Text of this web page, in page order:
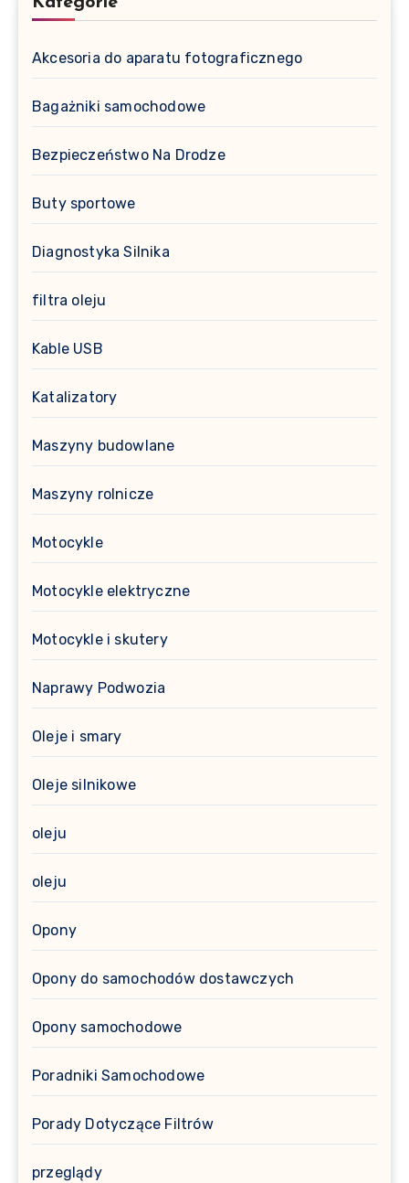
Akcesoria do aparatu fotograficznego
Bagażniki samochodowe
Bezpieczeństwo Na Drodze
Buty sportowe
Diagnostyka Silnika
filtra oleju
Kable USB
Katalizatory
Maszyny budowlane
Maszyny rolnicze
Motocykle
Motocykle elektryczne
Motocykle i skutery
Naprawy Podwozia
Oleje i smary
Oleje silnikowe
oleju
oleju
Opony
Opony do samochodów dostawczych
Opony samochodowe
Poradniki Samochodowe
Porady Dotyczące Filtrów
przeglądy